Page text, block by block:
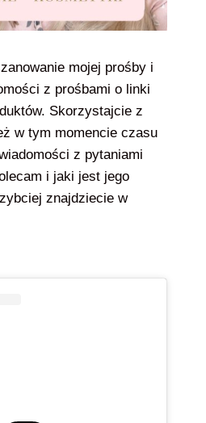
mojej prośby i
z prośbami o linki
Skorzystajcie z
w tym momencie czasu
z pytaniami
i jaki jest jego
znajdziecie w